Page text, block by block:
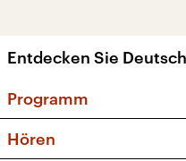
Entdecken Sie
Programm
Hören